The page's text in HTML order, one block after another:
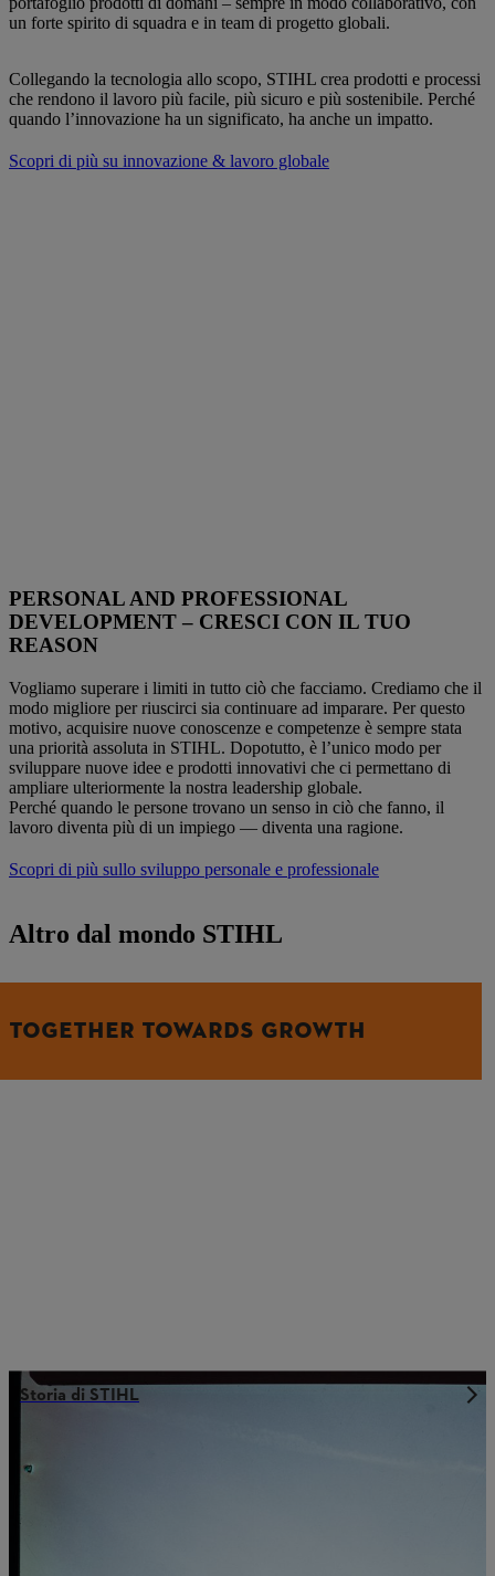
un forte spirito di squadra e in team di progetto globali.
Collegando la tecnologia allo scopo, STIHL crea prodotti e processi
che rendono il lavoro più facile, più sicuro e più sostenibile. Perché
quando l’innovazione ha un significato, ha anche un impatto.
Scopri di più su innovazione & lavoro globale
PERSONAL AND PROFESSIONAL
DEVELOPMENT – CRESCI CON IL TUO
REASON
Vogliamo superare i limiti in tutto ciò che facciamo. Crediamo che il
modo migliore per riuscirci sia continuare ad imparare. Per questo
motivo, acquisire nuove conoscenze e competenze è sempre stata
una priorità assoluta in STIHL. Dopotutto, è l’unico modo per
sviluppare nuove idee e prodotti innovativi che ci permettano di
ampliare ulteriormente la nostra leadership globale.
Perché quando le persone trovano un senso in ciò che fanno, il
lavoro diventa più di un impiego — diventa una ragione.
Scopri di più sullo sviluppo personale e professionale
Altro dal mondo STIHL
TOGETHER TOWARDS GROWTH
Storia di STIHL